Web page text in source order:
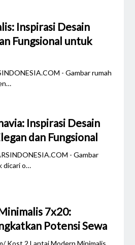
Inspirasi Desain
Fungsional untuk
- Gambar rumah
Inspirasi Desain
dan Fungsional
- Gambar
dicari o…
7x20:
Potensi Sewa
Kost 2 Lantai Modern Minimalis